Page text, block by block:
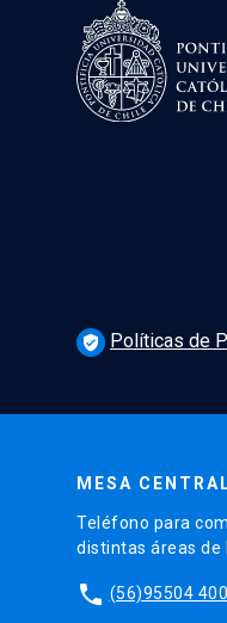
verified_user Políticas de
MESA
Teléfono para
distintas áreas de
phone (56)95504